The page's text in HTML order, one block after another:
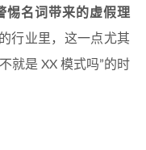
惕名词带来的虚假理
行业里，这一点尤其
就是 XX 模式吗”的时